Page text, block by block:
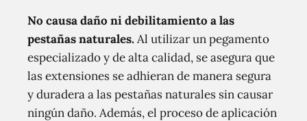
No causa daño ni debilitamiento a las
pestañas naturales.Al utilizar un pegamento
especializado y de alta calidad, se asegura que
las extensiones se adhieran de manera segura
y duradera a las pestañas naturales sin causar
ningún daño. Además, el proceso de aplicación